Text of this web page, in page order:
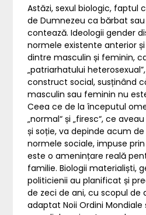
Astăzi, sexul biologic, faptul
de Dumnezeu ca bărbat
contează. Ideologii gender
normele existente anterior
dintre masculin și feminin,
„patriarhatului
construct social, susținând
masculin sau feminin nu
Ceea ce de la începutul
„normal“ și „firesc“, ce
și soție, va depinde acum
normele sociale, impuse
este o amenințare reală
familie. Biologii materialiști,
politicienii au planificat și
de zeci de ani, cu scopul de
adaptat Noii Ordini Mondiale